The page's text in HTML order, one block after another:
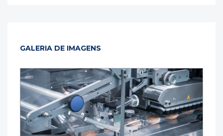
GALERIA DE IMAGENS